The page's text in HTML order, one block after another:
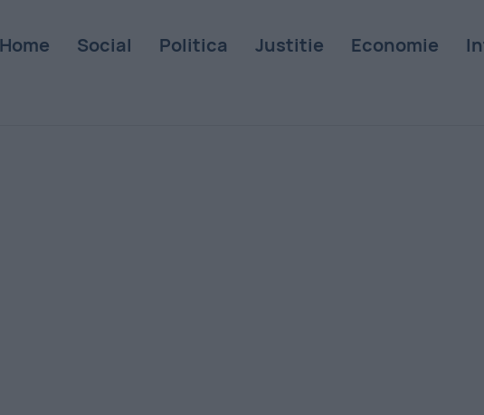
Home Social Politica Justitie Economie